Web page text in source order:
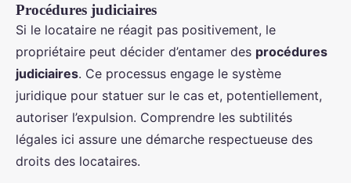
Procédures judiciaires
Si le locataire ne réagit pas positivement, le
propriétaire peut décider d’entamer des procédures
judiciaires. Ce processus engage le système
juridique pour statuer sur le cas et, potentiellement,
autoriser l’expulsion. Comprendre les subtilités
légales ici assure une démarche respectueuse des
droits des locataires.